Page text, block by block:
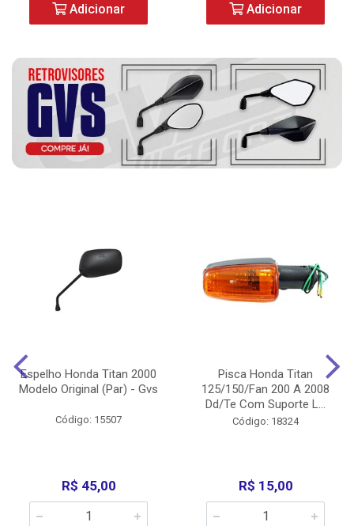
Adicionar Adicionar
Espelho Honda Titan 2000
Modelo Original (Par) - Gvs
Código: 15507
R$ 45,00
Pisca Honda Titan
125/150/Fan 200 A 2008
Dd/Te Com Suporte L...
Código: 18324
R$ 15,00